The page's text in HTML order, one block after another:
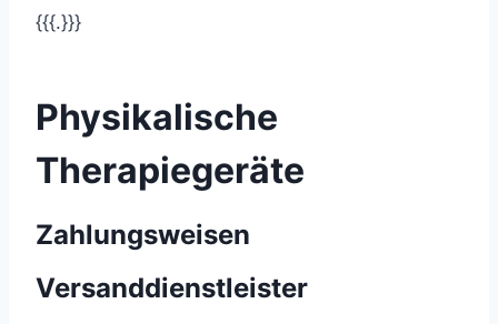
{{{.}}}
Physikalische
Therapiegeräte
Zahlungsweisen
Versanddienstleister